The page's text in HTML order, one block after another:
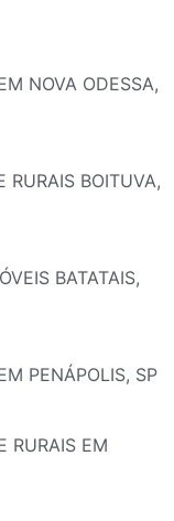
NOVA ODESSA,
RURAIS BOITUVA,
BATATAIS,
PENÁPOLIS, SP
RURAIS EM